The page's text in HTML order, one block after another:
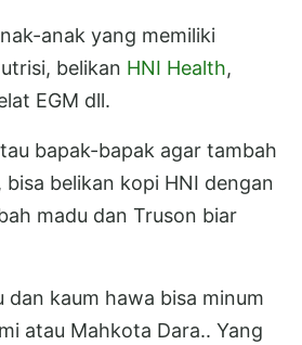
anak yang memiliki
belikan HNI Health,
EGM dll.
bapak-bapak agar tambah
belikan kopi HNI dengan
madu dan Truson biar
dan kaum hawa bisa minum
atau Mahkota Dara.. Yang